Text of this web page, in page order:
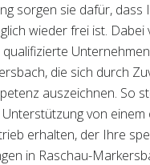
sorgen sie dafür, dass
wieder frei ist. Dabei
qualifizierte
die sich durch
auszeichnen. So
von
erhalten, der Ihre
in Raschau-